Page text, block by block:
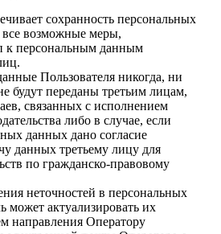
сохранность персональных
возможные меры,
к персональным данным
Пользователя никогда, ни
будут переданы третьим лицам,
связанных с исполнением
либо в случае, если
данных дано согласие
данных третьему лицу для
по гражданско-правовому
неточностей в персональных
может актуализировать их
направления Оператору